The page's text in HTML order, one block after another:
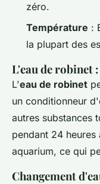
zéro.
Température :
la plupart des
L'eau de robinet
L'eau de robinet
un conditionneur
autres substances
pendant 24
aquarium, ce qui
Changement